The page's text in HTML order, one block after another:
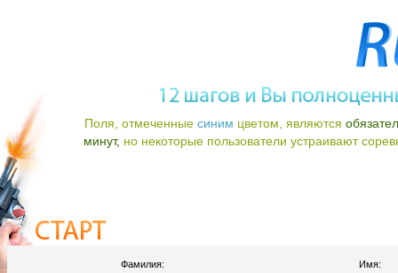
Поля, отмеченные синим цветом, являются
минут, но некоторые пользователи устраивают
Фамилия: Имя: